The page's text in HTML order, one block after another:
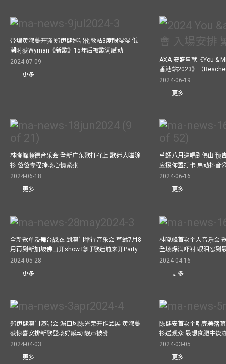
带埋黄淑蔓开骚 郑伊健巡唱伦敦站3度眼湿湿 低
潮时获Wyman《新歌》15年后被歌词感动
2024-07-09
更多
AXA 安盛呈献《You &
香港站2023》（
2024-06-19
更多
林晓峰顺德音乐会 全新广东歌打孖上 歌迷大嗌除
衫 爸爸专程捧场心情紧张
2024-06-18
更多
草蜢八月巡唱到佛山 预
应援佈置打卡 启动抖音
2024-06-16
更多
全新歌单及舞台战衣 到澳门举行音乐会 草蜢7月8
月再到新加坡佛山开show 唿吁歌迷前来开Party
2024-05-28
更多
林晓峰首次个人音乐会
全场爆满吓衬 眼泪忍到
2024-04-16
更多
郑伊健澳门演唱会 漏口风陈光荣开作品展 黄淑蔓
获惊喜安排新歌登场好感动 靓声被赞
2024-04-03
更多
陈健安首次个唱完美落
衫送观众 最想食肥牛饮
2024-03-05
更多